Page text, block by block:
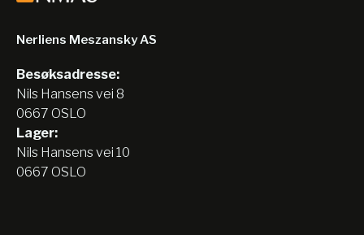
Nerliens Meszansky AS
Besøksadresse:
Nils Hansens vei 8
0667 OSLO
Lager:
Nils Hansens vei 10
0667 OSLO